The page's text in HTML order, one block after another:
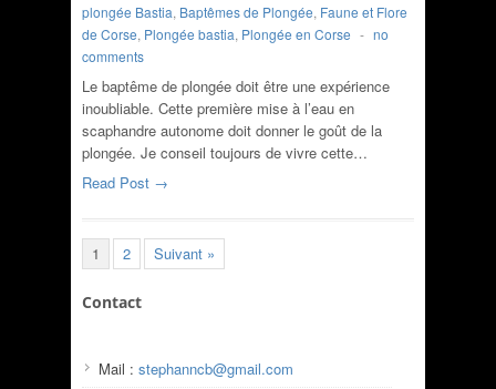
plongée Bastia, Baptêmes de Plongée, Faune et Flore
de Corse, Plongée bastia, Plongée en Corse - no
comments
Le baptême de plongée doit être une expérience
inoubliable. Cette première mise à l’eau en
scaphandre autonome doit donner le goût de la
plongée. Je conseil toujours de vivre cette…
Read Post →
1 2 Suivant »
Contact
Mail : stephanncb@gmail.com